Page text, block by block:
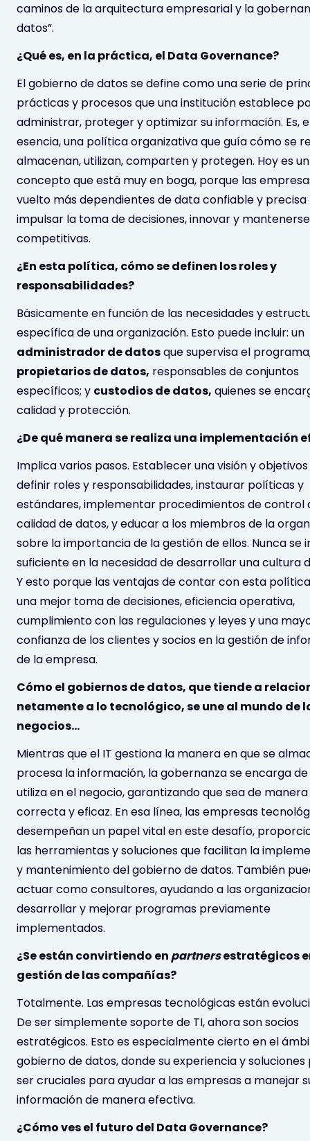
caminos de la arquitectura empresarial y la
datos”.
¿Qué es, en la práctica, el Data Governance?
El gobierno de datos se define como una serie de
prácticas y procesos que una institución establece
administrar, proteger y optimizar su información. Es,
esencia, una política organizativa que guía cómo se
almacenan, utilizan, comparten y protegen. Hoy es un
concepto que está muy en boga, porque las
vuelto más dependientes de data confiable y
impulsar la toma de decisiones, innovar y mantenerse
competitivas.
¿En esta política, cómo se definen los roles y
responsabilidades?
Básicamente en función de las necesidades y
específica de una organización. Esto puede incluir: un
administrador de datosque supervisa el
propietarios de datos, responsables de conjuntos
específicos; y custodios de datos, quienes se
calidad y protección.
¿De qué manera se realiza una implementación
Implica varios pasos. Establecer una visión y
definir roles y responsabilidades, instaurar políticas y
estándares, implementar procedimientos de control
calidad de datos, y educar a los miembros de la
sobre la importancia de la gestión de ellos. Nunca se
suficiente en la necesidad de desarrollar una cultura
Y esto porque las ventajas de contar con esta
una mejor toma de decisiones, eficiencia operativa,
cumplimiento con las regulaciones y leyes y una
confianza de los clientes y socios en la gestión de
de la empresa.
Cómo el gobiernos de datos, que tiende a
netamente a lo tecnológico, se une al mundo de
negocios…
Mientras que el IT gestiona la manera en que se
procesa la información, la gobernanza se encarga
utiliza en el negocio, garantizando que sea de
correcta y eficaz. En esa línea, las empresas
desempeñan un papel vital en este desafío,
las herramientas y soluciones que facilitan la
y mantenimiento del gobierno de datos. También
actuar como consultores, ayudando a las
desarrollar y mejorar programas previamente
implementados.
¿Se están convirtiendo enpartnersestratégicos
gestión de las compañías?
Totalmente. Las empresas tecnológicas están
De ser simplemente soporte de TI, ahora son socios
estratégicos. Esto es especialmente cierto en el
gobierno de datos, donde su experiencia y soluciones
ser cruciales para ayudar a las empresas a manejar
información de manera efectiva.
¿Cómo ves el futuro del Data Governance?